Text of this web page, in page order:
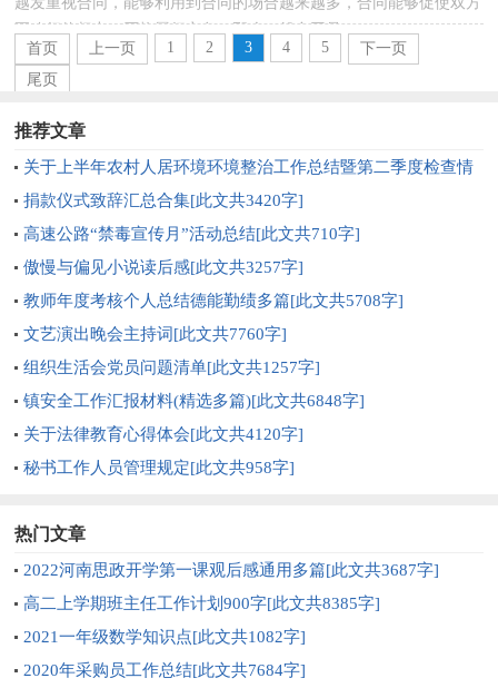
正确行使权力，严格履行义务。那么一般合同是...
首页
上一页 1 2 3 4 5
下一页
尾页
推荐文章
关于上半年农村人居环境环境整治工作总结暨第二季度检查情
况的通报[此文共2657字]
捐款仪式致辞汇总合集[此文共3420字]
高速公路“禁毒宣传月”活动总结[此文共710字]
傲慢与偏见小说读后感[此文共3257字]
教师年度考核个人总结德能勤绩多篇[此文共5708字]
文艺演出晚会主持词[此文共7760字]
组织生活会党员问题清单[此文共1257字]
镇安全工作汇报材料(精选多篇)[此文共6848字]
关于法律教育心得体会[此文共4120字]
秘书工作人员管理规定[此文共958字]
热门文章
2022河南思政开学第一课观后感通用多篇[此文共3687字]
高二上学期班主任工作计划900字[此文共8385字]
2021一年级数学知识点[此文共1082字]
2020年采购员工作总结[此文共7684字]